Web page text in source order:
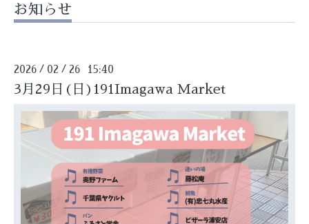
お知らせ
2026 / 02 / 26 15:40
3月29日(日)191Imagawa Market